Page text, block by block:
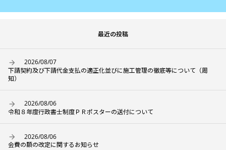
最近の投稿
2026/08/07
下請契約及び下請代金支払の適正化並びに施工管理の徹底等について（周
知）
2026/08/06
令和８年度行政書士制度ＰＲポスターの送付について
2026/08/06
会費の額の改定に関するお知らせ